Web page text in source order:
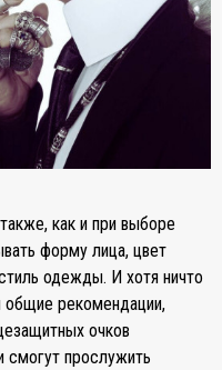
как и при выборе
форму лица, цвет
одежды. И хотя ничто
общие рекомендации,
очков
смогут прослужить